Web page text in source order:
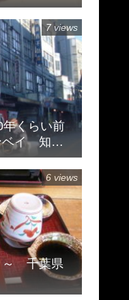
くらい前
ベイ 知味
7 views
～ 千葉県
6 views